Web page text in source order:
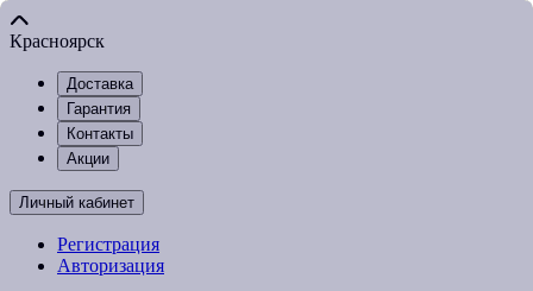
Красноярск
Доставка
Гарантия
Контакты
Акции
Личный кабинет
Регистрация
Авторизация